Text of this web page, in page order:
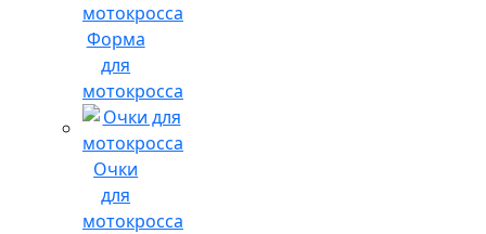
Форма
для
мотокросса
Очки
для
мотокросса